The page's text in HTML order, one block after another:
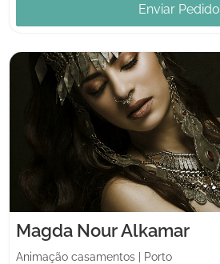
Enviar Pedido
Magda Nour Alkamar
Animação casamentos Porto